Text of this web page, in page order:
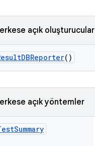
açık oluşturucular
DBReporter()
açık yöntemler
Summary